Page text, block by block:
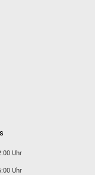
Uhr
Uhr